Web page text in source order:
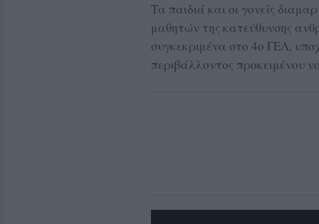
Τα παιδιά και οι γονείς
μαθητών της κατεύθυνσης
συγκεκριμένα στο 4ο ΓΕΛ,
περιβάλλοντος προκειμένου